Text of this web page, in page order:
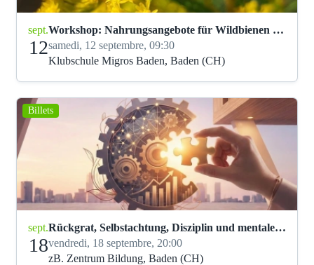
sept.
12
Workshop: Nahrungsangebote für Wildbienen schaffen
samedi, 12 septembre, 09:30
Klubschule Migros Baden, Baden (CH)
Billets
sept.
18
Rückgrat, Selbstachtung, Disziplin und mentale Stärke
vendredi, 18 septembre, 20:00
zB. Zentrum Bildung, Baden (CH)